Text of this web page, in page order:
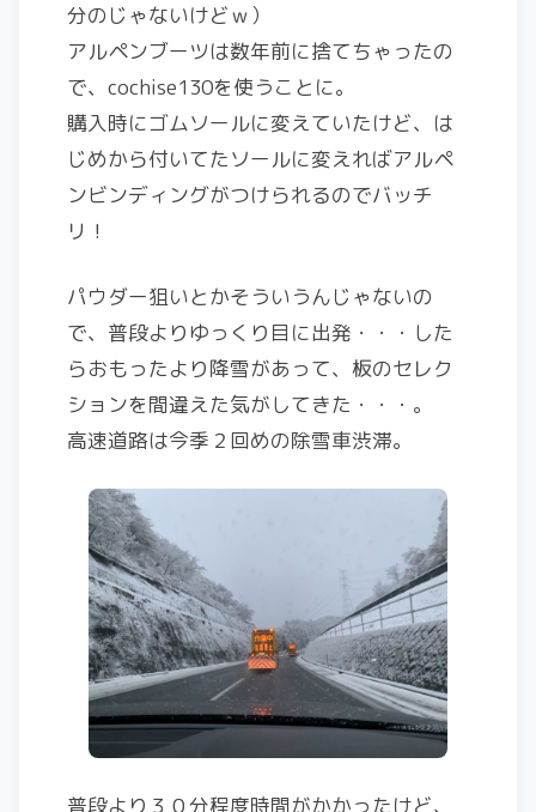
分のじゃないけどｗ）
アルペンブーツは数年前に捨てちゃったの
で、cochise130を使うことに。
購入時にゴムソールに変えていたけど、は
じめから付いてたソールに変えればアルペ
ンビンディングがつけられるのでバッチ
リ！
パウダー狙いとかそういうんじゃないの
で、普段よりゆっくり目に出発・・・した
らおもったより降雪があって、板のセレク
ションを間違えた気がしてきた・・・。
高速道路は今季２回めの除雪車渋滞。
普段より３０分程度時間がかかったけど、